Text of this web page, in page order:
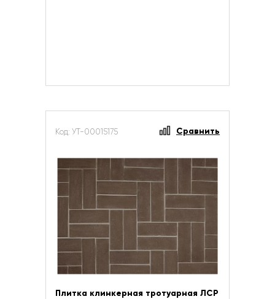
Код: УТ-00015175 Сравнить
Плитка клинкерная тротуарная ЛСР